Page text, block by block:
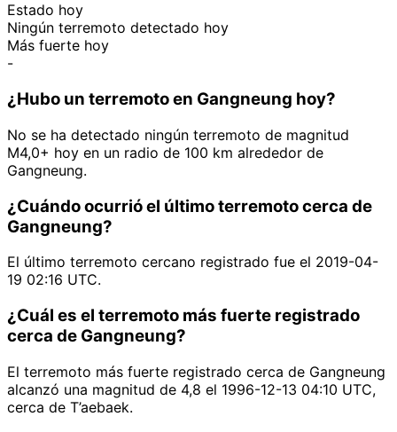
Estado hoy
Ningún terremoto detectado hoy
Más fuerte hoy
-
¿Hubo un terremoto en Gangneung hoy?
No se ha detectado ningún terremoto de magnitud
M4,0+ hoy en un radio de 100 km alrededor de
Gangneung.
¿Cuándo ocurrió el último terremoto cerca de
Gangneung?
El último terremoto cercano registrado fue el 2019-04-
19 02:16 UTC.
¿Cuál es el terremoto más fuerte registrado
cerca de Gangneung?
El terremoto más fuerte registrado cerca de Gangneung
alcanzó una magnitud de 4,8 el 1996-12-13 04:10 UTC,
cerca de T’aebaek.